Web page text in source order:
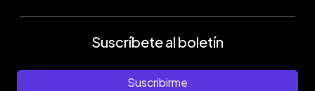
Suscríbete al boletín
Suscribirme